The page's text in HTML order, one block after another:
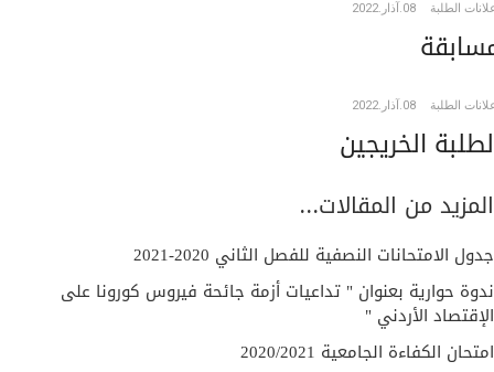
الطلبة 08.آذار.2022
الطلبة 08.آذار.2022
الخريجين
المزيد من المقالات...
جدول الامتحانات النصفية للفصل الثاني 2020-2021
ندوة حوارية بعنوان " تداعيات أزمة جائحة فيروس كورونا على
الإقتصاد الأردني "
امتحان الكفاءة الجامعية 2020/2021